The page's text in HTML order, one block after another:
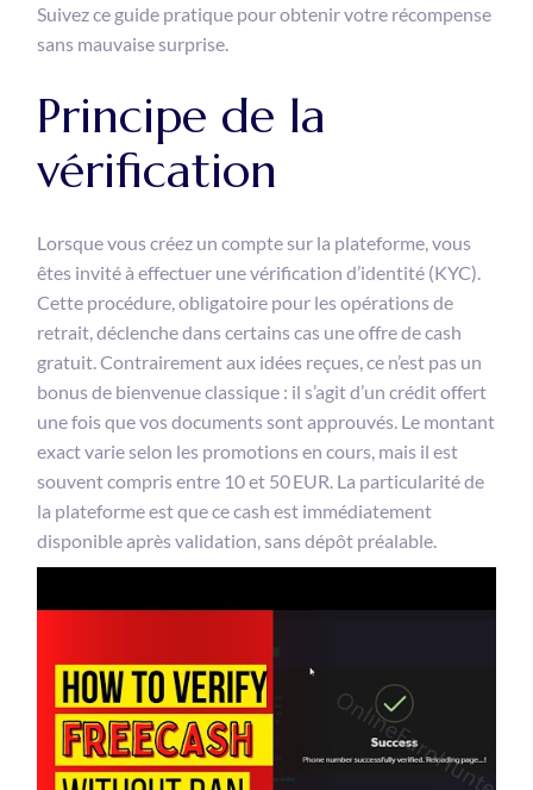
Suivez ce guide pratique pour obtenir votre récompense
sans mauvaise surprise.
Principe de la
vérification
Lorsque vous créez un compte sur la plateforme, vous
êtes invité à effectuer une vérification d’identité (KYC).
Cette procédure, obligatoire pour les opérations de
retrait, déclenche dans certains cas une offre de cash
gratuit. Contrairement aux idées reçues, ce n’est pas un
bonus de bienvenue classique : il s’agit d’un crédit offert
une fois que vos documents sont approuvés. Le montant
exact varie selon les promotions en cours, mais il est
souvent compris entre 10 et 50 EUR. La particularité de
la plateforme est que ce cash est immédiatement
disponible après validation, sans dépôt préalable.